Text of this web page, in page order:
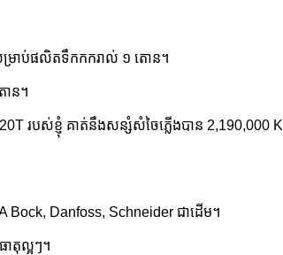
រាប់​ផលិត​ទឹកកក​រាល់ ១ តោន។
ោន។
បស់ខ្ញុំ គាត់នឹងសន្សំសំចៃភ្លើងបាន 2,190,000
Bock, Danfoss, Schneider ជាដើម។
តុល្អៗ។